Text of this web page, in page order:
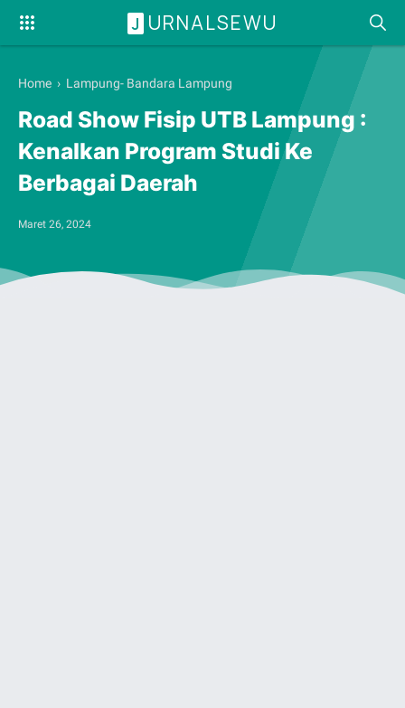
J URNALSEWU
Home › Lampung- Bandara Lampung
Road Show Fisip UTB Lampung :
Kenalkan Program Studi Ke
Berbagai Daerah
Maret 26, 2024